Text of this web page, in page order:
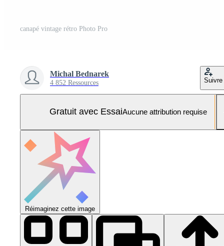
canapé vintage rétro Photo Pro
Michal Bednarek
4 852 Ressources Suivre
Gratuit avec EssaiAucune attribution requise
Réimaginez cette image